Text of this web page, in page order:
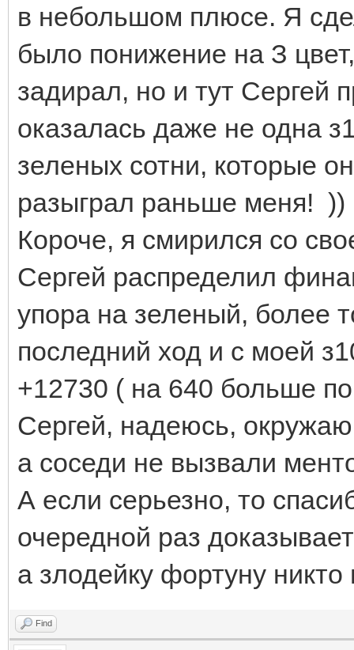
в небольшом плюсе. Я
было понижение на З
задирал, но и тут Сергей
оказалась даже не одна
зеленых сотни, которые
разыграл раньше меня! ))
Короче, я смирился со
Сергей распределил
упора на зеленый, более
последний ход и с моей
+12730 ( на 640 больше по
Сергей, надеюсь,
а соседи не вызвали
А если серьезно, то
очередной раз
а злодейку фортуну
Find